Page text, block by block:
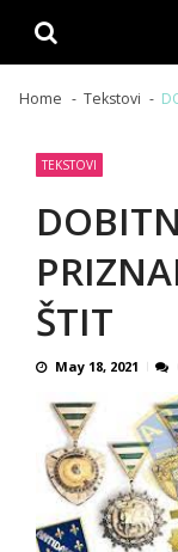
Home Tekstovi
TEKSTOVI
ŠTIT
May 18, 2021